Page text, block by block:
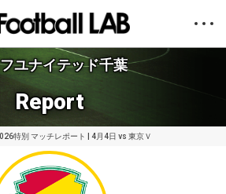
ユナイテッド千葉
Report
特別 マッチレポート | 4月4日 vs 東京Ｖ